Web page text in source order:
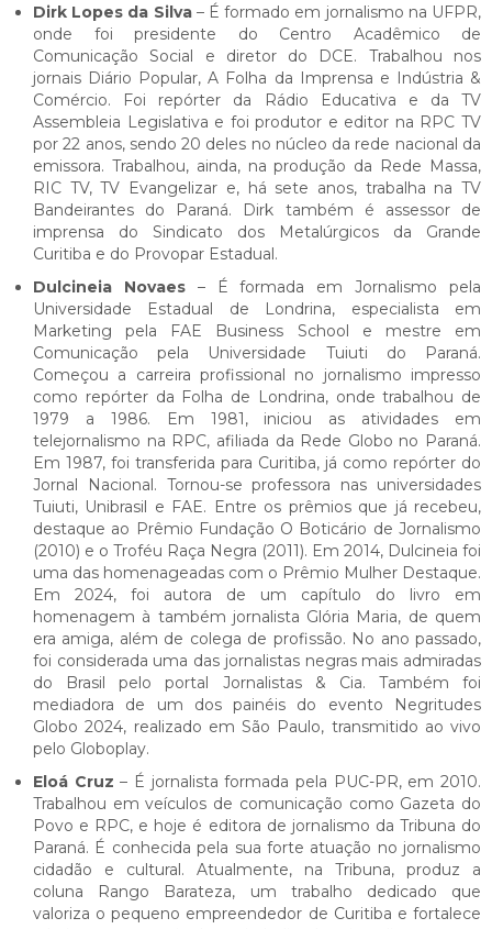
Dirk Lopes da Silva– É formado em jornalismo na UFPR,
onde foi presidente do Centro Acadêmico de
Comunicação Social e diretor do DCE. Trabalhou nos
jornais Diário Popular, A Folha da Imprensa e Indústria &
Comércio. Foi repórter da Rádio Educativa e da TV
Assembleia Legislativa e foi produtor e editor na RPC TV
por 22 anos, sendo 20 deles no núcleo da rede nacional da
emissora. Trabalhou, ainda, na produção da Rede Massa,
RIC TV, TV Evangelizar e, há sete anos, trabalha na TV
Bandeirantes do Paraná. Dirk também é assessor de
imprensa do Sindicato dos Metalúrgicos da Grande
Curitiba e do Provopar Estadual.
Dulcineia Novaes– É formada em Jornalismo pela
Universidade Estadual de Londrina, especialista em
Marketing pela FAE Business School e mestre em
Comunicação pela Universidade Tuiuti do Paraná.
Começou a carreira profissional no jornalismo impresso
como repórter da Folha de Londrina, onde trabalhou de
1979 a 1986. Em 1981, iniciou as atividades em
telejornalismo na RPC, afiliada da Rede Globo no Paraná.
Em 1987, foi transferida para Curitiba, já como repórter do
Jornal Nacional. Tornou-se professora nas universidades
Tuiuti, Unibrasil e FAE. Entre os prêmios que já recebeu,
destaque ao Prêmio Fundação O Boticário de Jornalismo
(2010) e o Troféu Raça Negra (2011). Em 2014, Dulcineia foi
uma das homenageadas com o Prêmio Mulher Destaque.
Em 2024, foi autora de um capítulo do livro em
homenagem à também jornalista Glória Maria, de quem
era amiga, além de colega de profissão. No ano passado,
foi considerada uma das jornalistas negras mais admiradas
do Brasil pelo portal Jornalistas & Cia. Também foi
mediadora de um dos painéis do evento Negritudes
Globo 2024, realizado em São Paulo, transmitido ao vivo
pelo Globoplay.
Eloá Cruz – É jornalista formada pela PUC-PR, em 2010.
Trabalhou em veículos de comunicação como Gazeta do
Povo e RPC, e hoje é editora de jornalismo da Tribuna do
Paraná. É conhecida pela sua forte atuação no jornalismo
cidadão e cultural. Atualmente, na Tribuna, produz a
coluna Rango Barateza, um trabalho dedicado que
valoriza o pequeno empreendedor de Curitiba e fortalece